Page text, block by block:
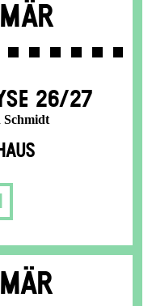
26/27
Schmidt